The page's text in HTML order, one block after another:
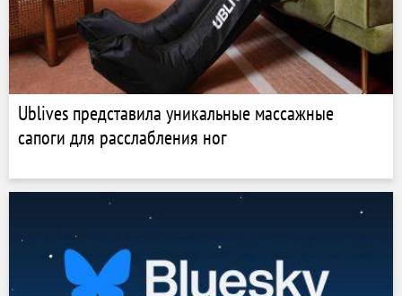
Ublives представила уникальные массажные
сапоги для расслабления ног